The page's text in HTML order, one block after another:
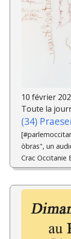
10 février
Toute la
(34)
òbras", un
Crac Occitanie